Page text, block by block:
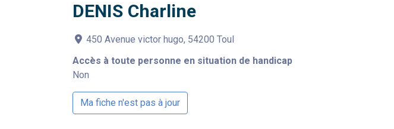
DENIS Charline
450 Avenue victor hugo, 54200 Toul
Accès à toute personne en situation de handicap
Non
Ma fiche n'est pas à jour